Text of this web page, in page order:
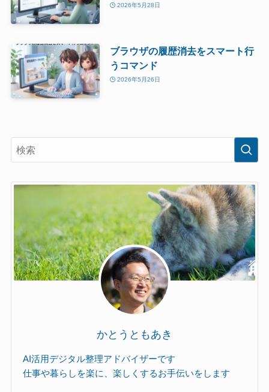
2026年5月28日
ブラウザの履歴消去をスマート行
うコマンド
2026年5月26日
かとうともあき
AI活用デジタル整理アドバイザーです
仕事や暮らしを楽に、楽しくするお手伝いをします